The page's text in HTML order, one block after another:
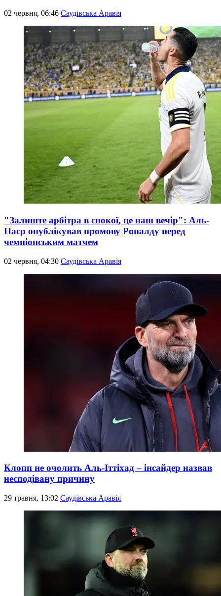
02 червня, 06:46 Саудівська Аравія
"Залиште арбітра в спокої, це наш вечір": Аль-
Наср опублікував промову Роналду перед
чемпіонським матчем
02 червня, 04:30 Саудівська Аравія
Клопп не очолить Аль-Іттіхад – інсайдер назвав
несподівану причину
29 травня, 13:02 Саудівська Аравія